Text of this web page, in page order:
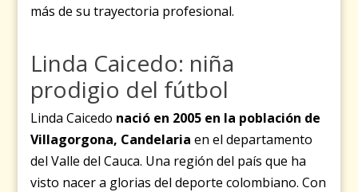
más de su trayectoria profesional.
Linda Caicedo: niña
prodigio del fútbol
Linda Caicedo nació en 2005 en la población de
Villagorgona, Candelaria en el departamento
del Valle del Cauca. Una región del país que ha
visto nacer a glorias del deporte colombiano. Con